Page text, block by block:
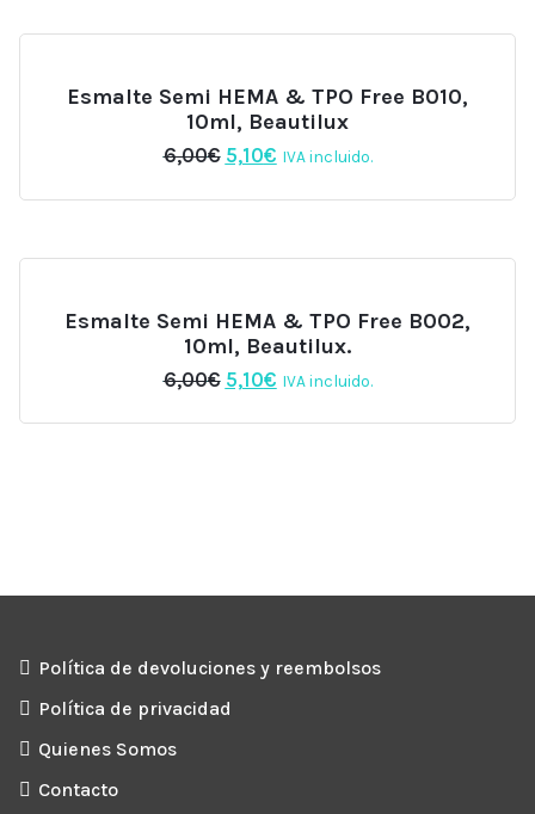
Esmalte Semi HEMA & TPO Free B010,
10ml, Beautilux
6,00€ El
original
5,10€El
actual
IVA incluido.
Esmalte Semi HEMA & TPO Free B002,
10ml, Beautilux.
6,00€ El
original
5,10€El
actual
IVA incluido.
Política de devoluciones y reembolsos
Política de privacidad
Quienes Somos
Contacto